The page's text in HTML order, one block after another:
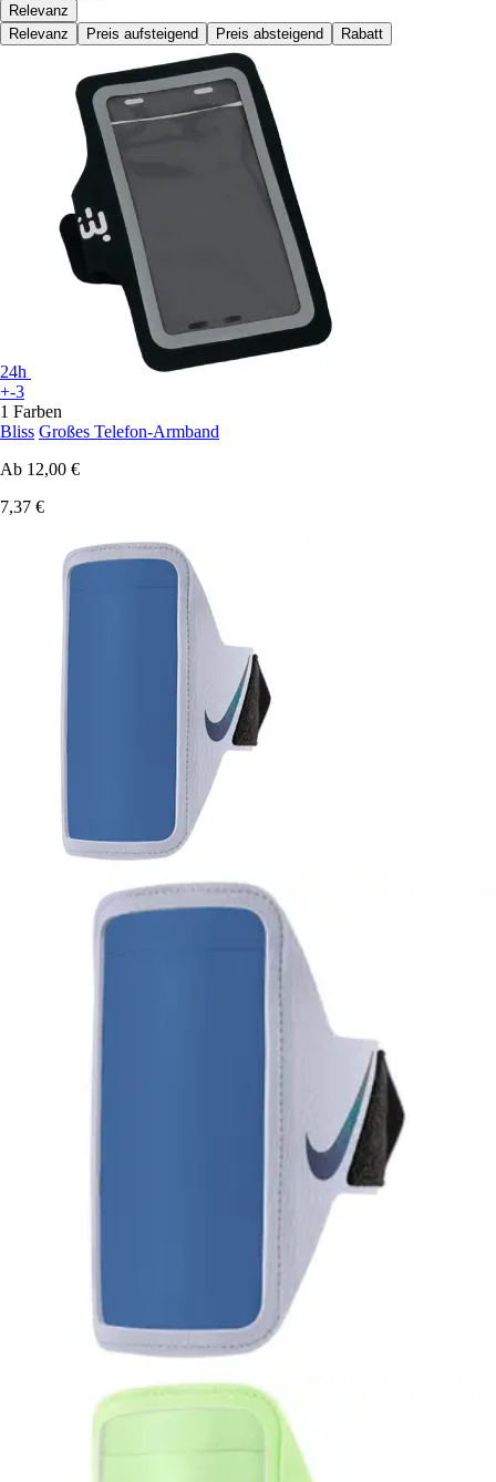
Relevanz
Relevanz
Preis aufsteigend Preis absteigend Rabatt
24h
+-3
1 Farben
Bliss Großes Telefon-Armband
Ab 12,00 €
7,37 €